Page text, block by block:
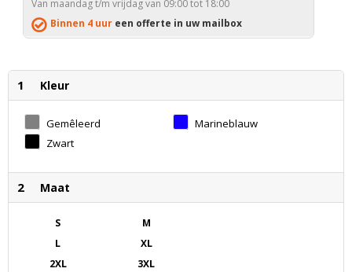
Van maandag t/m vrijdag van 09:00 tot 18:00
Binnen 4 uur een offerte in uw mailbox
1 Kleur
Gemêleerd
Grijs
Marineblauw
Zwart
2 Maat
S
M
L
XL
2XL
3XL